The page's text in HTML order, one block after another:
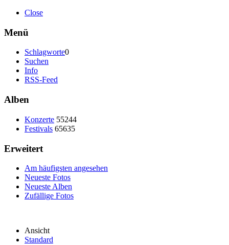
Close
Menü
Schlagworte0
Suchen
Info
RSS-Feed
Alben
Konzerte 55244
Festivals 65635
Erweitert
Am häufigsten angesehen
Neueste Fotos
Neueste Alben
Zufällige Fotos
Ansicht
Standard